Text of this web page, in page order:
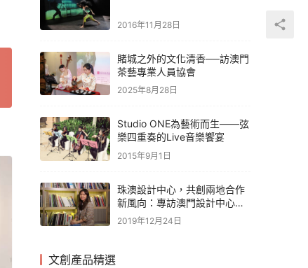
2016年11月28日
賭城之外的文化清香──訪澳門
茶藝專業人員協會
2025年8月28日
Studio ONE為藝術而生——弦
樂四重奏的Live音樂饗宴
2015年9月1日
珠澳設計中心，共創兩地合作
新風向：專訪澳門設計中心執
行長馮文偉
2019年12月24日
文創產品精選